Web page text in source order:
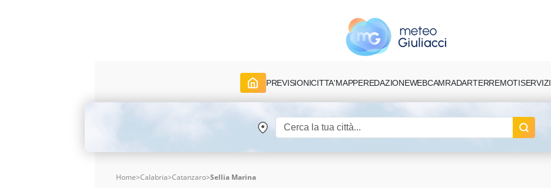
PREVISIONICITTA'MAPPEREDAZIONEWEBCAMRADARTERREMOTISERVIZI
Home>Calabria>Catanzaro>Sellia Marina